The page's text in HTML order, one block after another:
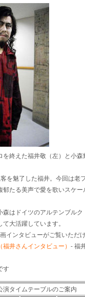
を終えた福井敬（左）と小
を魅了した福井。今回は老
郁たる美声で愛を歌いスケ
森はドイツのアルテンブル
大活躍しています。
インタビューがご覧いただけ
井さんインタビュー） - 福
す
演タイムテーブルのご案内